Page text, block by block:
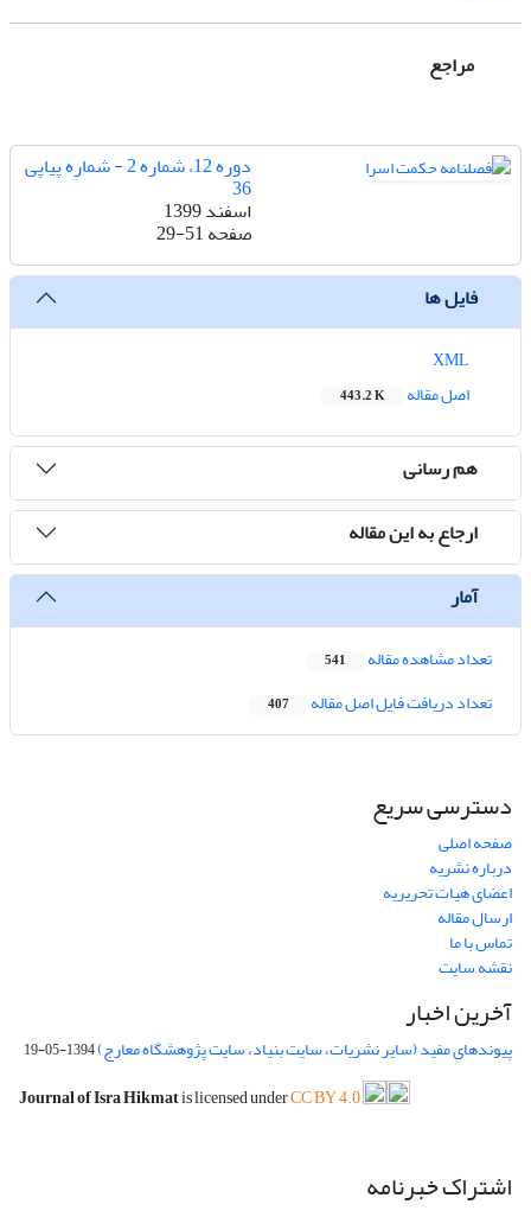
مراجع
دوره 12، شماره 2 - شماره پیاپی
36
اسفند 1399
صفحه29-51
فایل ها
اصل مقاله
443.2 K
هم رسانی
ارجاع به این مقاله
آمار
تعداد مشاهده مقاله 541
تعداد دریافت فایل اصل مقاله 407
دسترسی سریع
صفحه اصلی
درباره نشریه
اعضای هیات تحریریه
ارسال مقاله
تماس با ما
نقشه سایت
آخرین اخبار
پیوندهای مفید (سایر نشریات، سایت بنیاد، سایت پژوهشگاه معارج)1394-05-19
Journal of Isra Hikmatis licensed underCC BY 4.0
اشتراک خبرنامه